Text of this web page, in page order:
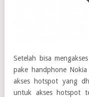
Setelah bisa
pake handphone
akses hotspot yang
untuk akses hotspot